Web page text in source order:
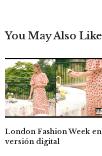
You May Also Like
London Fashion Week en
versión digital